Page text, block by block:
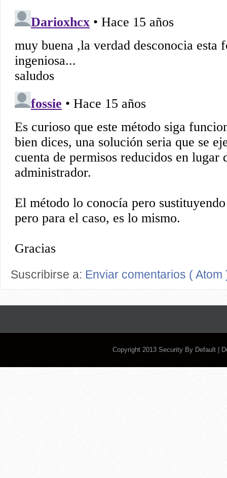
Suscribirse a: Enviar comentarios ( Atom
Copyright 2013 Security By Default |